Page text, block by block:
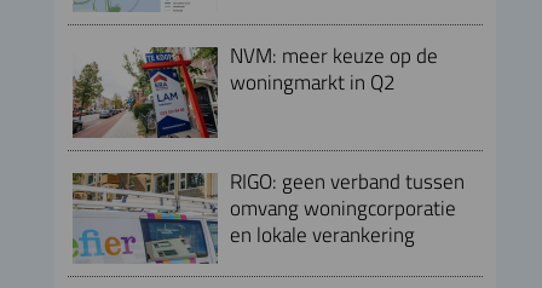
NVM: meer keuze op de
woningmarkt in Q2
RIGO: geen verband tussen
omvang woningcorporatie
en lokale verankering